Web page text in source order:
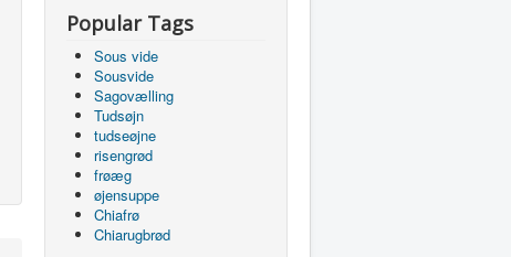
Popular Tags
Sous vide
Sousvide
Sagovælling
Tudsøjn
tudseøjne
risengrød
frøæg
øjensuppe
Chiafrø
Chiarugbrød